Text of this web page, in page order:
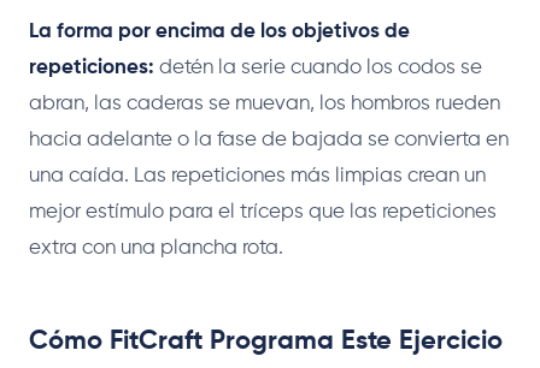
La forma por encima de los objetivos de
repeticiones: detén la serie cuando los codos se
abran, las caderas se muevan, los hombros rueden
hacia adelante o la fase de bajada se convierta en
una caída. Las repeticiones más limpias crean un
mejor estímulo para el tríceps que las repeticiones
extra con una plancha rota.
Cómo FitCraft Programa Este Ejercicio